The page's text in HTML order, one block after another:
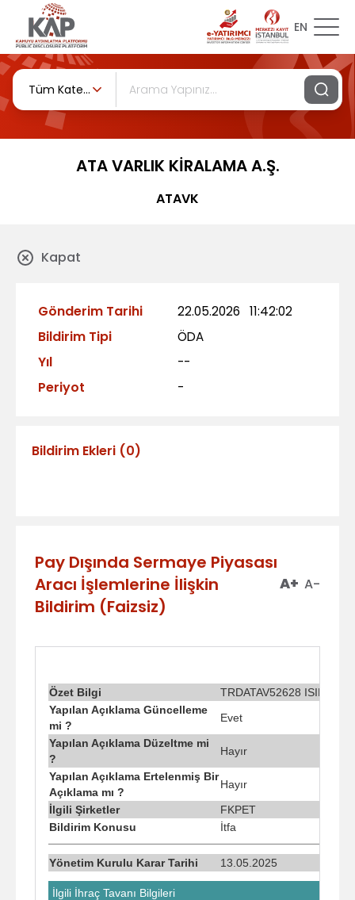
EN
Tüm Kategoriler
ATA VARLIK KİRALAMA A.Ş.
ATAVK
Kapat
Gönderim Tarihi 22.05.2026 11:42:02
Bildirim Tipi ÖDA
Yıl --
Periyot -
Bildirim Ekleri (0)
Pay Dışında Sermaye Piyasası
Aracı İşlemlerine İlişkin
Bildirim (Faizsiz)
A+ A-
Özet Bilgi
TRDATAV52628 ISIN
Yapılan Açıklama Güncelleme
mi ?
Evet
Yapılan Açıklama Düzeltme mi
?
Hayır
Yapılan Açıklama Ertelenmiş Bir
Açıklama mı ?
Hayır
İlgili Şirketler
FKPET
Bildirim Konusu
İtfa
Yönetim Kurulu Karar Tarihi 13.05.2025
İlgili İhraç Tavanı Bilgileri